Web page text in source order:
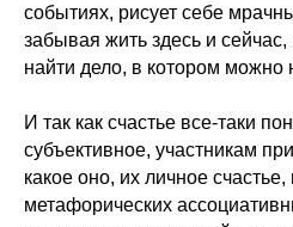
событиях, рисует себе
забывая жить здесь и
найти дело, в котором можно
И так как счастье все-таки
субъективное, участникам
какое оно, их личное
метафорических